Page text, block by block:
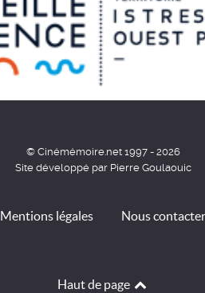
© Cinémémoire.net 1997 - 2026
Site développé par Pierre Goulaouic
Mentions légales Nous contacter
Haut de page